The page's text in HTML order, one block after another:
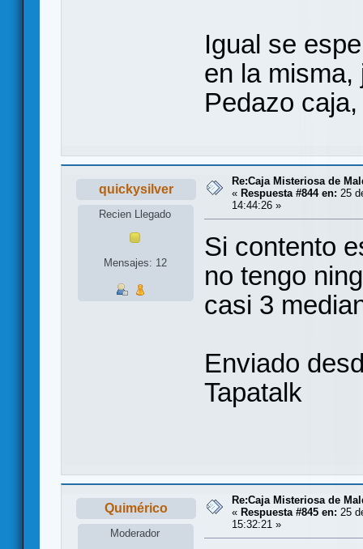
Igual se
en la misma,
Pedazo
quickysilver
Recien Llegado
Mensajes: 12
Re:Caja Misteriosa de
« Respuesta #844 en: 25
14:44:26 »
Si contento
no tengo
casi 3
Enviado
Tapatalk
Quimérico
Moderador
Re:Caja Misteriosa de
« Respuesta #845 en: 25
15:32:21 »